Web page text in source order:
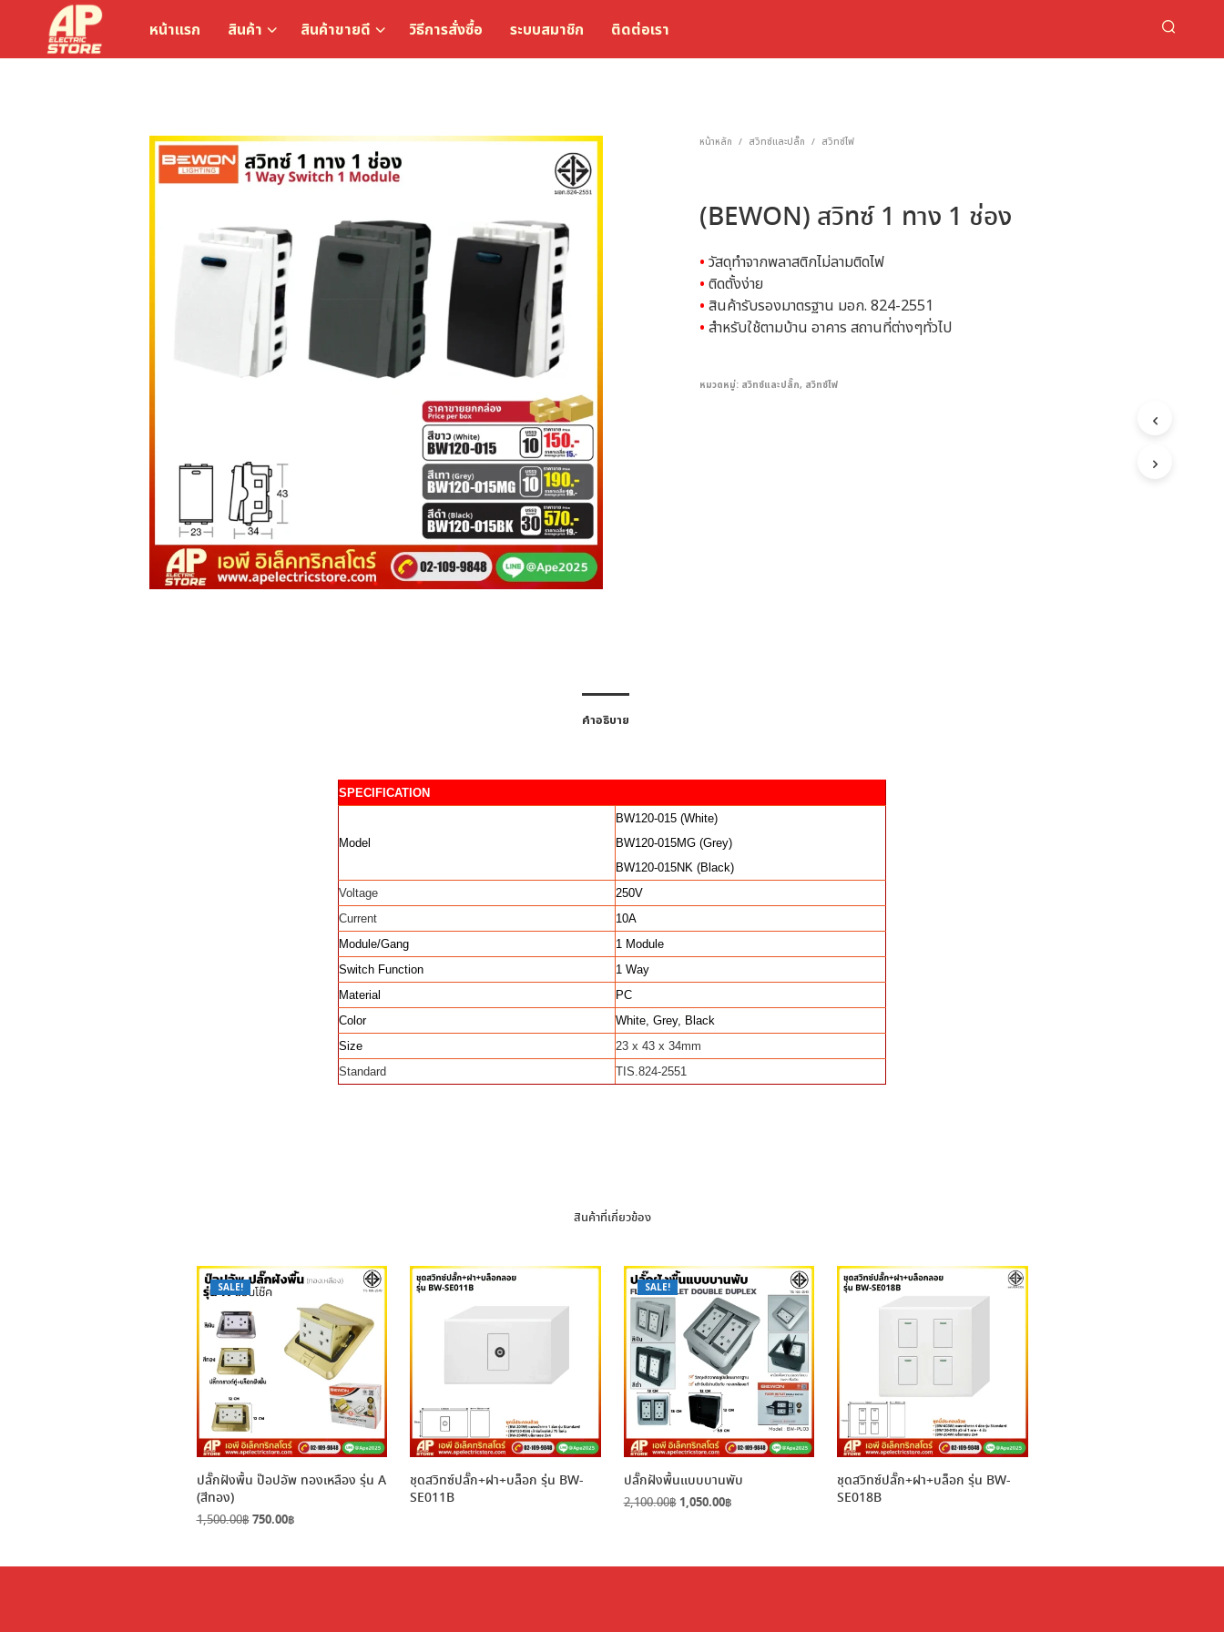
หน้าแรก สินค้า สินค้าขายดี วิธีการสั่งซื้อ ระบบสมาชิก ติดต่อเรา
หน้าหลัก / สวิทซ์และปลั๊ก / สวิทซ์ไฟ
(BEWON) สวิทซ์ 1 ทาง 1 ช่อง
• วัสดุทำจากพลาสติกไม่ลามติดไฟ
• ติดตั้งง่าย
• สินค้ารับรองมาตรฐาน มอก. 824-2551
• สำหรับใช้ตามบ้าน อาคาร สถานที่ต่างๆทั่วไป
หมวดหมู่: สวิทซ์และปลั๊ก, สวิทซ์ไฟ
คำอธิบาย
SPECIFICATION
Model
BW120-015 (White)
BW120-015MG (Grey)
BW120-015NK (Black)
Voltage
250V
Current
10A
Module/Gang
1 Module
Switch Function
1 Way
Material
PC
Color
White, Grey, Black
Size
23 x 43 x 34mm
Standard
TIS.824-2551
สินค้าที่เกี่ยวข้อง
SALE!
ปลั๊กฝังพื้น ป๊อปอัพ ทองเหลือง รุ่น A
(สีทอง)
1,500.00฿Original
1,500.00฿.
750.00฿Current
750.00฿.
ชุดสวิทซ์ปลั๊ก+ฝา+บล็อก รุ่น BW-
SE011B
SALE!
ปลั๊กฝังพื้นแบบบานพับ
2,100.00฿ Original
1,050.00฿Current
ชุดสวิทซ์ปลั๊ก+ฝา+บล็อก รุ่น BW-
SE018B